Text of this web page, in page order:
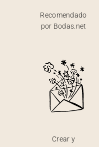
Recomendado
por Bodas.net
Crear y